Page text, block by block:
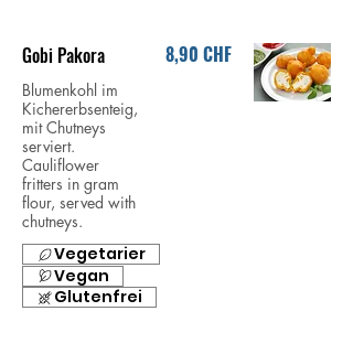
Gobi Pakora
Blumenkohl im
Kichererbsenteig,
mit Chutneys
serviert.
Cauliflower
fritters in gram
flour, served with
chutneys.
8,90 CHF
Vegetarier
Vegan
Glutenfrei